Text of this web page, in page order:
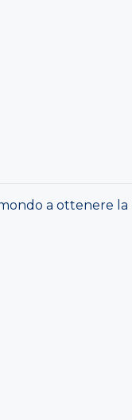
a ottenere la